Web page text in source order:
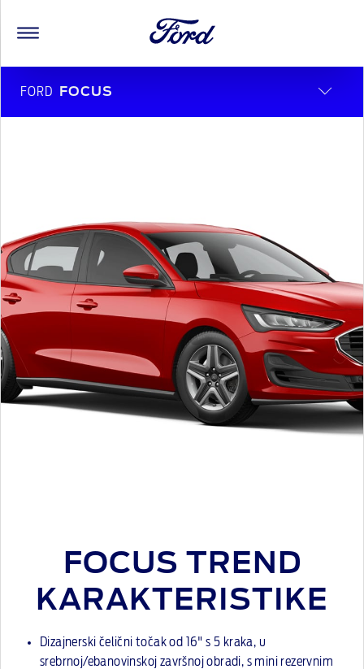
FORD FOCUS
FOCUS TREND
KARAKTERISTIKE
Dizajnerski čelični točak od 16" s 5 kraka, u
srebrnoj/ebanovinskoj završnoj obradi, s mini rezervnim